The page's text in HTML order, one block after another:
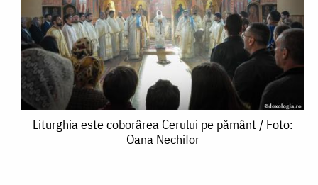
Liturghia
Liturghia este coborârea Cerului pe pământ / Foto:
Oana Nechifor